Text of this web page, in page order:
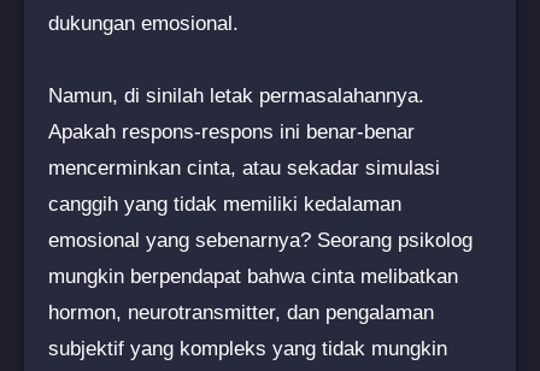
dukungan emosional.
Namun, di sinilah letak permasalahannya.
Apakah respons-respons ini benar-benar
mencerminkan cinta, atau sekadar simulasi
canggih yang tidak memiliki kedalaman
emosional yang sebenarnya? Seorang psikolog
mungkin berpendapat bahwa cinta melibatkan
hormon, neurotransmitter, dan pengalaman
subjektif yang kompleks yang tidak mungkin